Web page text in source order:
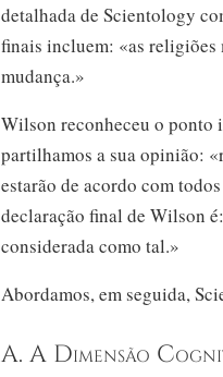
detalhada de Scientology
finais incluem: «as
mudança.»
Wilson reconheceu o ponto
partilhamos a sua opinião:
estarão de acordo com
declaração final de Wilson
considerada como tal.»
Abordamos, em seguida,
A. A Dimensão